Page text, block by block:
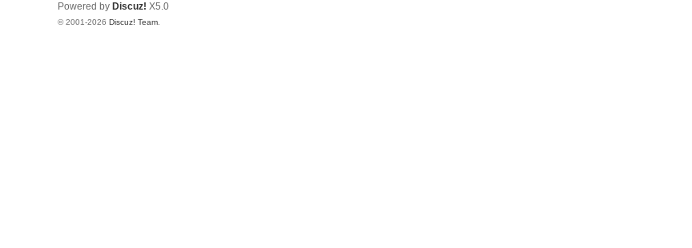
Powered by Discuz! X5.0
© 2001-2026 Discuz! Team